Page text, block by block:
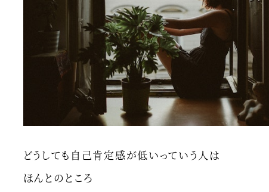
どうしても自己肯定感が低いっていう人は
ほんとのところ